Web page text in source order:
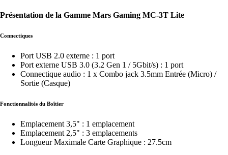
Présentation de la Gamme Mars Gaming MC-3T Lite
Connectiques
Port USB 2.0 externe : 1 port
Port externe USB 3.0 (3.2 Gen 1 / 5Gbit/s) : 1 port
Connectique audio : 1 x Combo jack 3.5mm Entrée (Micro) /
Sortie (Casque)
Fonctionnalités du Boîtier
Emplacement 3,5" : 1 emplacement
Emplacement 2,5" : 3 emplacements
Longueur Maximale Carte Graphique : 27.5cm